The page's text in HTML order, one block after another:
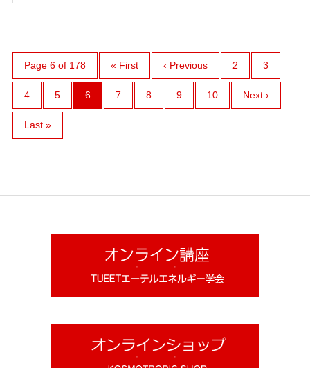
Page 6 of 178 « First ‹ Previous 2 3
4 5 6 7 8 9 10 Next ›
Last »